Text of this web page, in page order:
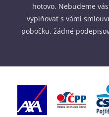
hotovo. Nebudeme
vyplňovat s vámi
pobočku, žádné